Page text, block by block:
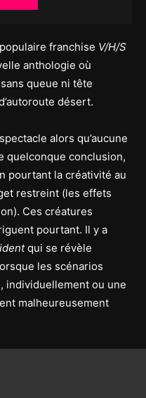
franchise V/H/S
anthologie où
queue ni tête
désert.
alors qu’aucune
quelconque conclusion,
pourtant la créativité au
restreint (les effets
Ces créatures
pourtant. Il y a
qui se révèle
les scénarios
individuellement ou une
malheureusement